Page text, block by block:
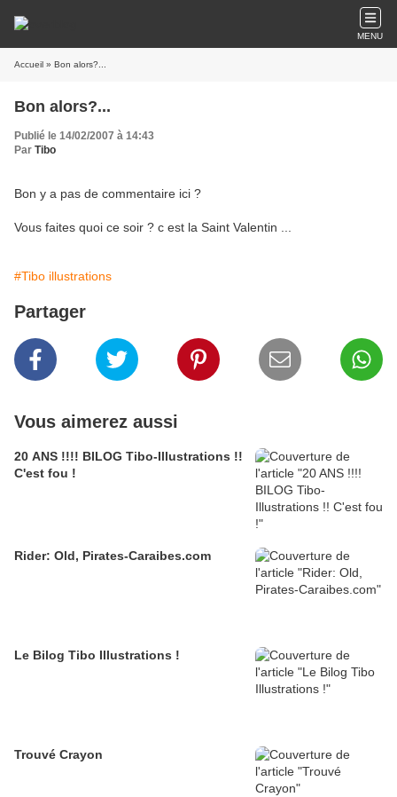
MENU
Accueil » Bon alors?...
Bon alors?...
Publié le 14/02/2007 à 14:43
Par Tibo
Bon y a pas de commentaire ici ?
Vous faites quoi ce soir ? c est la Saint Valentin ...
#Tibo illustrations
Partager
Vous aimerez aussi
20 ANS !!!! BILOG Tibo-Illustrations !!
C'est fou !
Rider: Old, Pirates-Caraibes.com
Le Bilog Tibo Illustrations !
Trouvé Crayon